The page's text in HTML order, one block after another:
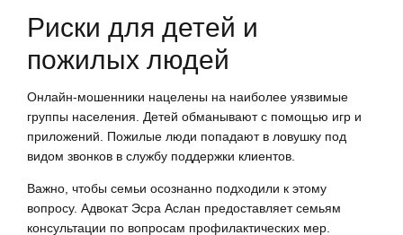
Риски для детей и
пожилых людей
Онлайн-мошенники нацелены на наиболее уязвимые
группы населения. Детей обманывают с помощью игр и
приложений. Пожилые люди попадают в ловушку под
видом звонков в службу поддержки клиентов.
Важно, чтобы семьи осознанно подходили к этому
вопросу. Адвокат Эсра Аслан предоставляет семьям
консультации по вопросам профилактических мер.